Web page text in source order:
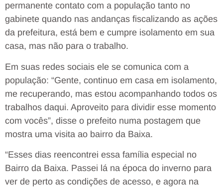
permanente contato com a população tanto no
gabinete quando nas andanças fiscalizando as ações
da prefeitura, está bem e cumpre isolamento em sua
casa, mas não para o trabalho.
Em suas redes sociais ele se comunica com a
população: “Gente, continuo em casa em isolamento,
me recuperando, mas estou acompanhando todos os
trabalhos daqui. Aproveito para dividir esse momento
com vocês”, disse o prefeito numa postagem que
mostra uma visita ao bairro da Baixa.
“Esses dias reencontrei essa família especial no
Bairro da Baixa. Passei lá na época do inverno para
ver de perto as condições de acesso, e agora na